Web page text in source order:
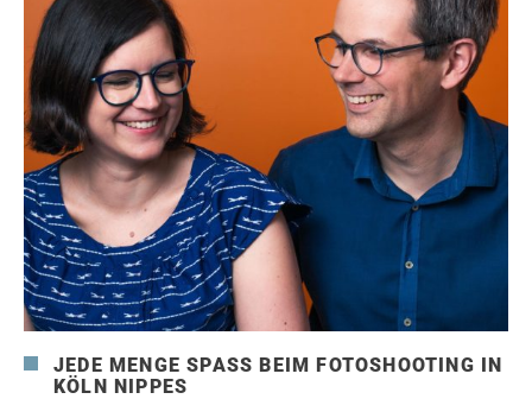
JEDE MENGE SPASS BEIM FOTOSHOOTING IN K
ÖLN NIPPES